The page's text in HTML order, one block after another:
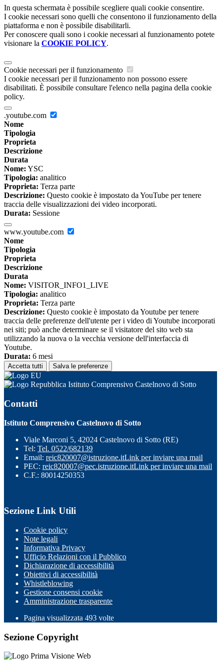
In questa schermata è possibile scegliere quali cookie consentire.
I cookie necessari sono quelli che consentono il funzionamento della
piattaforma e non è possibile disabilitarli.
Per conoscere quali sono i cookie necessari al funzionamento potete
visionare la COOKIE POLICY.
Cookie necessari per il funzionamento
I cookie necessari per il funzionamento non possono essere
disabilitati. È possibile consultare l'elenco nella pagina della cookie
policy.
.youtube.com
Nome
Tipologia
Proprieta
Descrizione
Durata
Nome: YSC
Tipologia: analitico
Proprieta: Terza parte
Descrizione: Questo cookie è impostato da YouTube per tenere
traccia delle visualizzazioni dei video incorporati.
Durata: Sessione
www.youtube.com
Nome
Tipologia
Proprieta
Descrizione
Durata
Nome: VISITOR_INFO1_LIVE
Tipologia: analitico
Proprieta: Terza parte
Descrizione: Questo cookie è impostato da Youtube per tenere
traccia delle preferenze dell'utente per i video di Youtube incorporati
nei siti; può anche determinare se il visitatore del sito web sta
utilizzando la nuova o la vecchia versione dell'interfaccia di
Youtube.
Durata: 6 mesi
Accetta tutti Salva le preferenze
Istituto Comprensivo Castelnovo di Sotto
Contatti
Istituto Comprensivo Castelnovo di Sotto
Viale Marconi 5, 42024 Castelnovo di Sotto (RE)
Tel: Tel. 0522/682139
Email: reic820007@istruzione.itLink per inviare una mail
PEC: reic820007@pec.istruzione.itLink per inviare una mail
C.F.: 80014250353
Sezione Link Utili
Cookie policy
Note legali
Informativa Privacy
Ufficio Relazioni con il Pubblico
Dichiarazione di accessibilità
Obiettivi di accessibilità
Whistleblowing
Gestione consensi cookie
Amministrazione trasparente
Pagina visualizzata 493 volte
Sezione Copyright